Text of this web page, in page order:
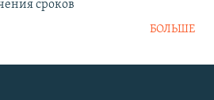
сроков
БОЛЬШЕ